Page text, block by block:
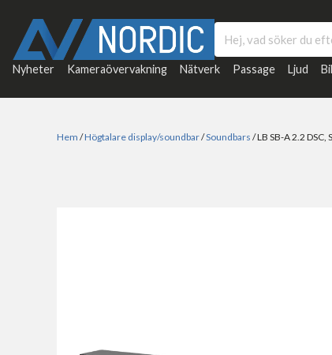
Nyheter Kameraövervakning Nätverk Passage Ljud
Hem /Högtalare display/soundbar/Soundbars / LB SB-A 2.2 DSC,